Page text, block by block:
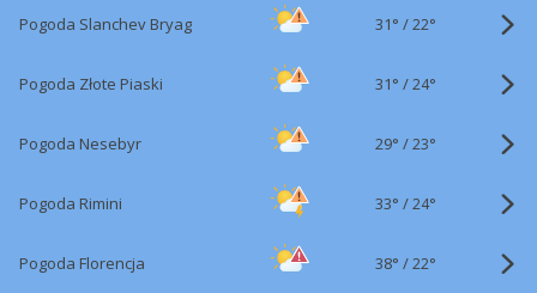
Pogoda Slanchev Bryag 31° /22°
Pogoda Złote Piaski 31° /24°
Pogoda Nesebyr 29° /23°
Pogoda Rimini 33° /24°
Pogoda Florencja 38° /22°